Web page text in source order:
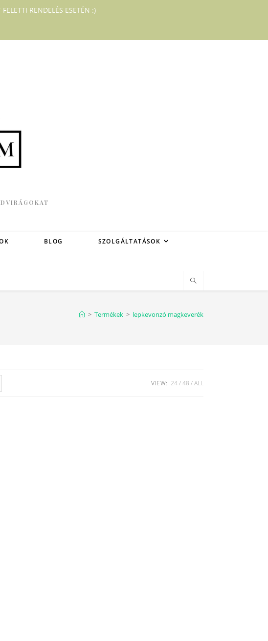
RENDELÉS ESETÉN :)
BLOG SZOLGÁLTATÁSOK
> Termékek > lepkevonzó magkeverék
VIEW: 24 48 ALL